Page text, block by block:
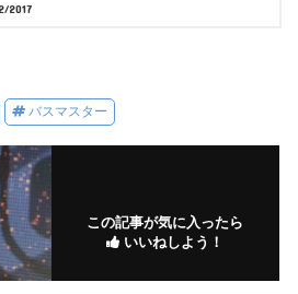
2017
バスマスター
この記事が気に入ったら
いいねしよう！